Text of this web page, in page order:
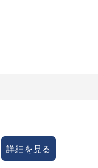
詳細を見る